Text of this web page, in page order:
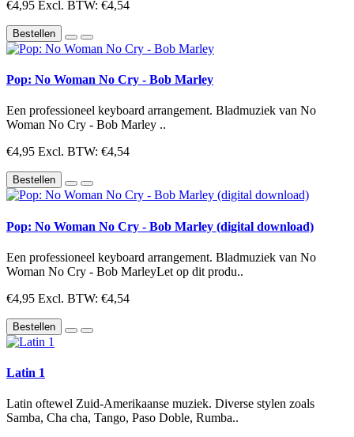
€4,95 Excl. BTW: €4,54
Bestellen
Pop: No Woman No Cry - Bob Marley
Een professioneel keyboard arrangement. Bladmuziek van No
Woman No Cry - Bob Marley ..
€4,95 Excl. BTW: €4,54
Bestellen
Pop: No Woman No Cry - Bob Marley (digital download)
Een professioneel keyboard arrangement. Bladmuziek van No
Woman No Cry - Bob MarleyLet op dit produ..
€4,95 Excl. BTW: €4,54
Bestellen
Latin 1
Latin oftewel Zuid-Amerikaanse muziek. Diverse stylen zoals
Samba, Cha cha, Tango, Paso Doble, Rumba..